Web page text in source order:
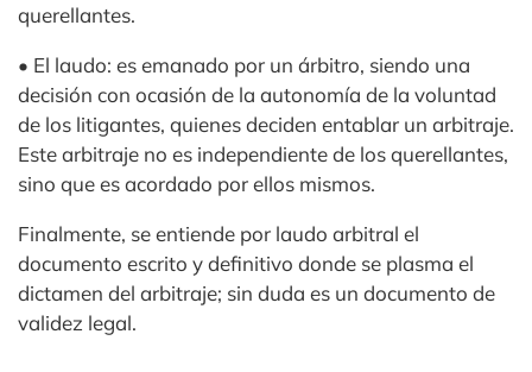
querellantes.
• El laudo: es emanado por un árbitro, siendo una
decisión con ocasión de la autonomía de la voluntad
de los litigantes, quienes deciden entablar un arbitraje.
Este arbitraje no es independiente de los querellantes,
sino que es acordado por ellos mismos.
Finalmente, se entiende por laudo arbitral el
documento escrito y definitivo donde se plasma el
dictamen del arbitraje; sin duda es un documento de
validez legal.